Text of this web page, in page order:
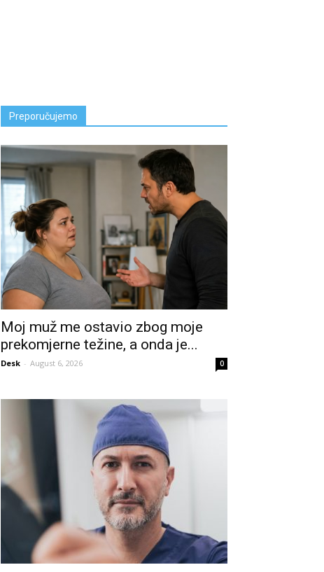
Preporučujemo
Moj muž me ostavio zbog moje
prekomjerne težine, a onda je...
Desk - August 6, 2026 0